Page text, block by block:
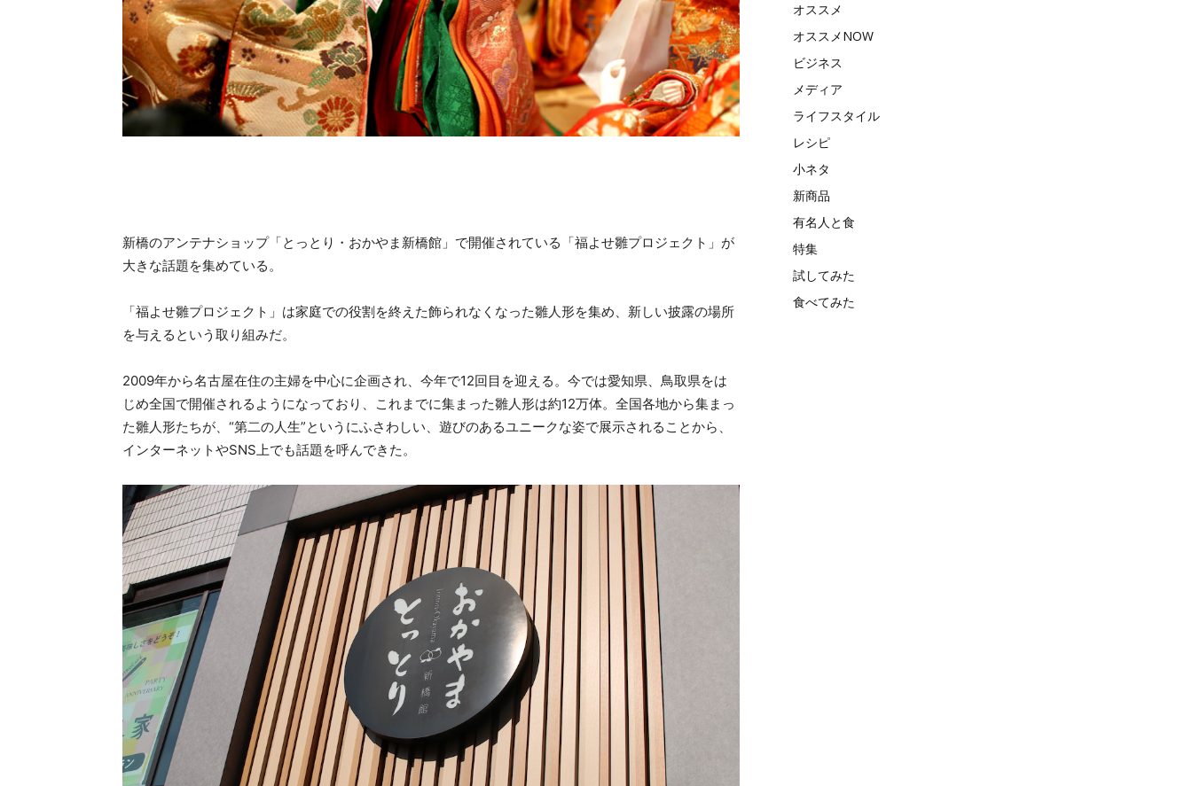
新橋のアンテナショップ「とっとり・おかやま新橋館」で開催されている「福よせ雛プロジェクト」が
大きな話題を集めている。
「福よせ雛プロジェクト」は家庭での役割を終えた飾られなくなった雛人形を集め、新しい披露の場所
を与えるという取り組みだ。
2009年から名古屋在住の主婦を中心に企画され、今年で12回目を迎える。今では愛知県、鳥取県をは
じめ全国で開催されるようになっており、これまでに集まった雛人形は約12万体。全国各地から集まっ
た雛人形たちが、“第二の人生”というにふさわしい、遊びのあるユニークな姿で展示されることから、
インターネットやSNS上でも話題を呼んできた。
オススメ
オススメNOW
ビジネス
メディア
ライフスタイル
レシピ
小ネタ
新商品
有名人と食
特集
試してみた
食べてみた